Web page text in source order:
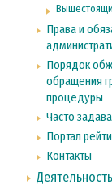
Права и
Порядок
обращения
процедуры
Часто
Портал
Контакты
Деятельность